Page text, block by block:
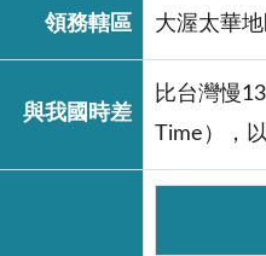
領務轄區 大渥太華地
與我國時差
比台灣慢
Time），